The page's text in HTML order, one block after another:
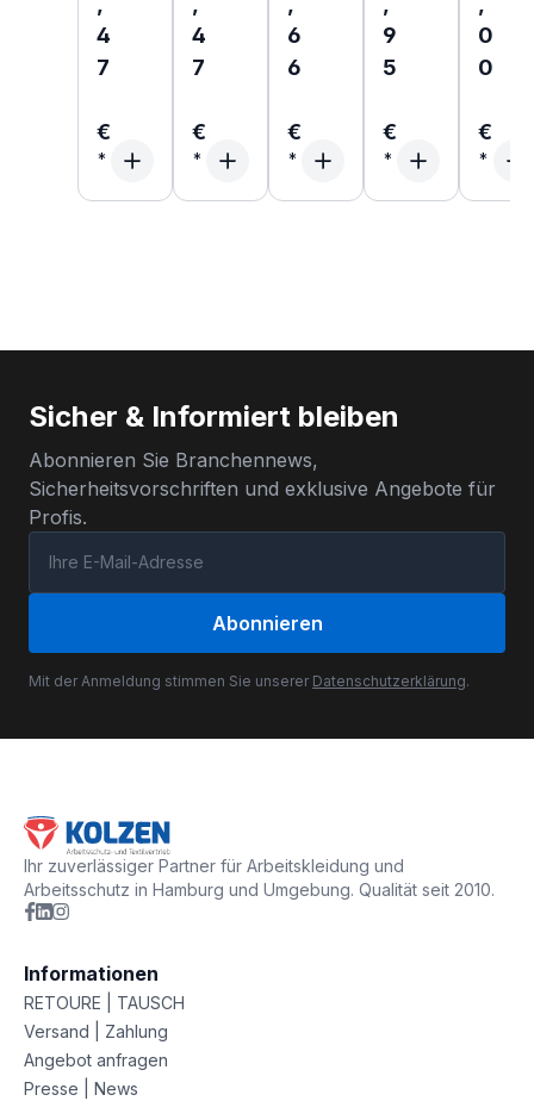
4
7
€
4
7
€
6
6
€
9
5
€
0
0
€
Sicher & Informiert bleiben
Abonnieren Sie Branchennews,
Sicherheitsvorschriften und exklusive Angebote für
Profis.
Abonnieren
Mit der Anmeldung stimmen Sie unserer Datenschutzerklärung.
Ihr zuverlässiger Partner für Arbeitskleidung und
Arbeitsschutz in Hamburg und Umgebung. Qualität seit 2010.
Informationen
RETOURE | TAUSCH
Versand | Zahlung
Angebot anfragen
Presse | News